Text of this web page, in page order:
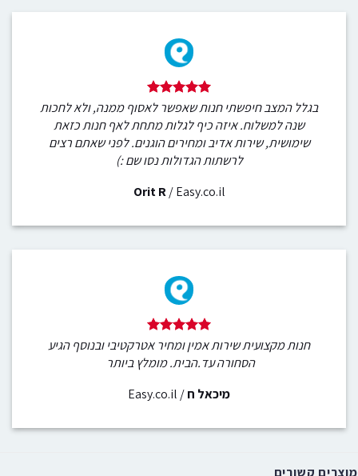
בגלל המצב חיפשתי חנות שאפשר לאסוף ממנה, ולא לחכות
שנה למשלוח. איזה כיף לגלות מתחת לאף חנות כזאת
שימושית, שירות אדיב ומחירים הוגנים. לפני שאתם רצים
לרשתות הגדולות נסו שם :)
Orit R /Easy.co.il
חנות מקצועית שירות אמין ומחיר אטרקטיבי ובנוסף הגיע
הסחורה עד.הבית. מומלץ ביותר
מיכאל ח/
Easy.co.il